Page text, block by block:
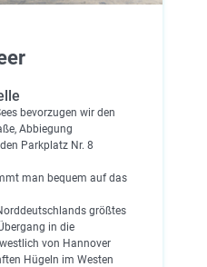
bevorzugen wir den
Abbiegung
Parkplatz Nr. 8
man bequem auf das
größtes
in die
von Hannover
Hügeln im Westen